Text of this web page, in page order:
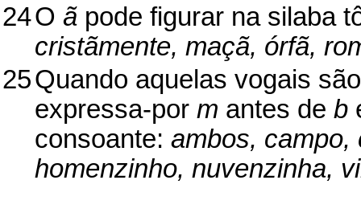
24O ã pode figurar na silaba
cristãmente, maçã, órfã,
25Quando aquelas vogais
expressa-por m antes de b
consoante: ambos, campo,
homenzinho, nuvenzinha,